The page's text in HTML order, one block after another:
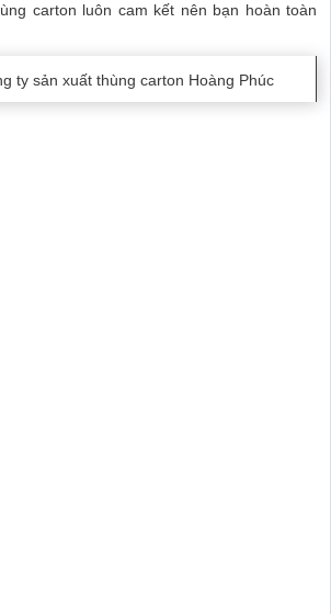
carton luôn cam kết nên bạn hoàn toàn
ty sản xuất thùng carton Hoàng Phúc